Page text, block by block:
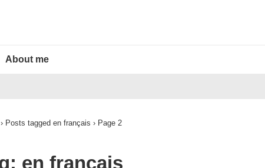
About me
› Posts tagged en français › Page 2
en français